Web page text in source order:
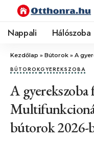
Nappali Hálószoba
Kezdőlap » Bútorok » A
BÚTOROKGYEREKSZOBA
A gyerekszoba
bútorok 2026-